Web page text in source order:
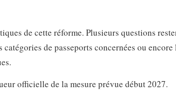
de cette réforme. Plusieurs questions
de passeports concernées ou encore
officielle de la mesure prévue début 2027.